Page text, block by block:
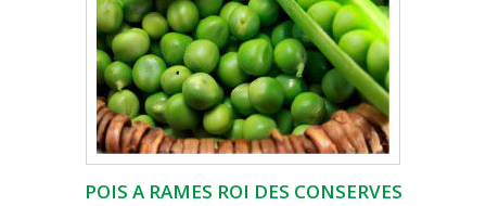
POIS A RAMES ROI DES CONSERVES